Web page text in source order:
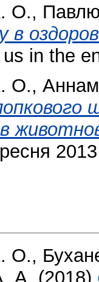
О.,
in the
О.,
О.,
А. (2018)